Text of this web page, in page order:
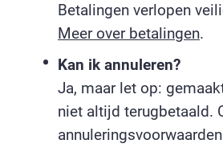
Betalingen verlopen
Meer over betalingen.
Kan ik annuleren?
Ja, maar let op:
niet altijd terugbetaald.